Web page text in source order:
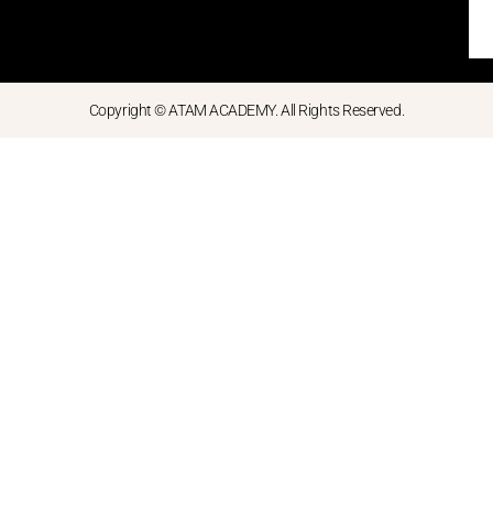
Copyright © ATAM ACADEMY. All Rights Reserved.